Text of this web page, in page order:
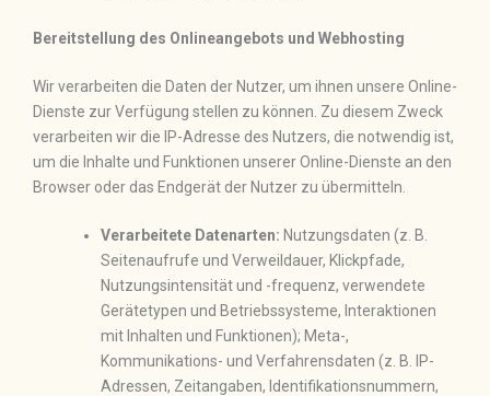
Bereitstellung des Onlineangebots und Webhosting
Wir verarbeiten die Daten der Nutzer, um ihnen unsere Online-
Dienste zur Verfügung stellen zu können. Zu diesem Zweck
verarbeiten wir die IP-Adresse des Nutzers, die notwendig ist,
um die Inhalte und Funktionen unserer Online-Dienste an den
Browser oder das Endgerät der Nutzer zu übermitteln.
Verarbeitete Datenarten: Nutzungsdaten (z. B.
Seitenaufrufe und Verweildauer, Klickpfade,
Nutzungsintensität und -frequenz, verwendete
Gerätetypen und Betriebssysteme, Interaktionen
mit Inhalten und Funktionen); Meta-,
Kommunikations- und Verfahrensdaten (z. B. IP-
Adressen, Zeitangaben, Identifikationsnummern,